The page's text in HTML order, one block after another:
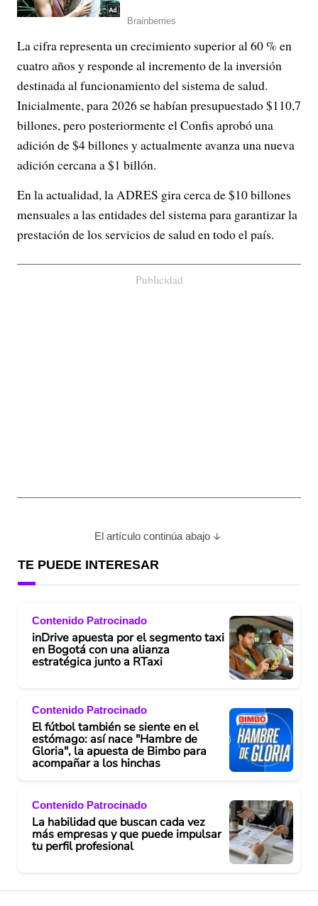
La cifra representa un crecimiento superior al 60 % en
cuatro años y responde al incremento de la inversión
destinada al funcionamiento del sistema de salud.
Inicialmente, para 2026 se habían presupuestado $110,7
billones, pero posteriormente el Confis aprobó una
adición de $4 billones y actualmente avanza una nueva
adición cercana a $1 billón.
En la actualidad, la ADRES gira cerca de $10 billones
mensuales a las entidades del sistema para garantizar la
prestación de los servicios de salud en todo el país.
Publicidad
El artículo continúa abajo
TE PUEDE INTERESAR
Contenido Patrocinado
inDrive apuesta por el segmento taxi
en Bogotá con una alianza
estratégica junto a RTaxi
Contenido Patrocinado
El fútbol también se siente en el
estómago: así nace "Hambre de
Gloria", la apuesta de Bimbo para
acompañar a los hinchas
Contenido Patrocinado
La habilidad que buscan cada vez
más empresas y que puede impulsar
tu perfil profesional